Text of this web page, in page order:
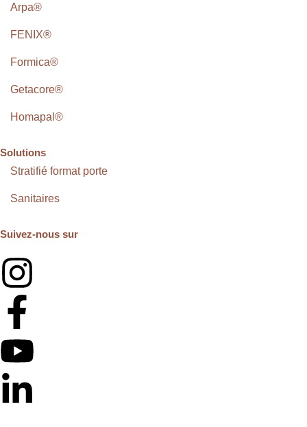
Arpa®
FENIX®
Formica®
Getacore®
Homapal®
Solutions
Stratifié format porte
Sanitaires
Suivez-nous sur